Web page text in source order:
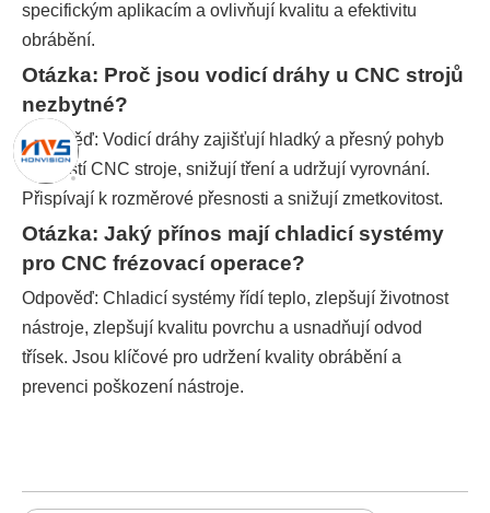
specifickým aplikacím a ovlivňují kvalitu a efektivitu
obrábění.
Otázka: Proč jsou vodicí dráhy u CNC strojů
nezbytné?
Odpověď: Vodicí dráhy zajišťují hladký a přesný pohyb
součástí CNC stroje, snižují tření a udržují vyrovnání.
Přispívají k rozměrové přesnosti a snižují zmetkovitost.
Otázka: Jaký přínos mají chladicí systémy
pro CNC frézovací operace?
Odpověď: Chladicí systémy řídí teplo, zlepšují životnost
nástroje, zlepšují kvalitu povrchu a usnadňují odvod
třísek. Jsou klíčové pro udržení kvality obrábění a
prevenci poškození nástroje.